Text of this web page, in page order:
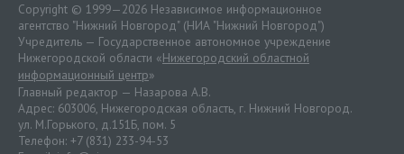
Copyright © 1999—2026 Независимое информационное
агентство "Нижний Новгород" (НИА "Нижний Новгород")
Учредитель — Государственное автономное учреждение
Нижегородской области «Нижегородский областной
информационный центр»
Главный редактор — Назарова А.В.
Адрес: 603006, Нижегородская область, г. Нижний Новгород.
ул. М.Горького, д.151Б, пом. 5
Телефон: +7 (831) 233-94-53